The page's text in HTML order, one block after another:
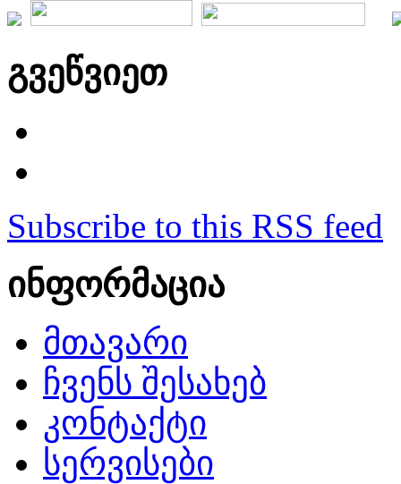
გვეწვიეთ
Subscribe to this RSS feed
ინფორმაცია
მთავარი
ჩვენს შესახებ
კონტაქტი
სერვისები